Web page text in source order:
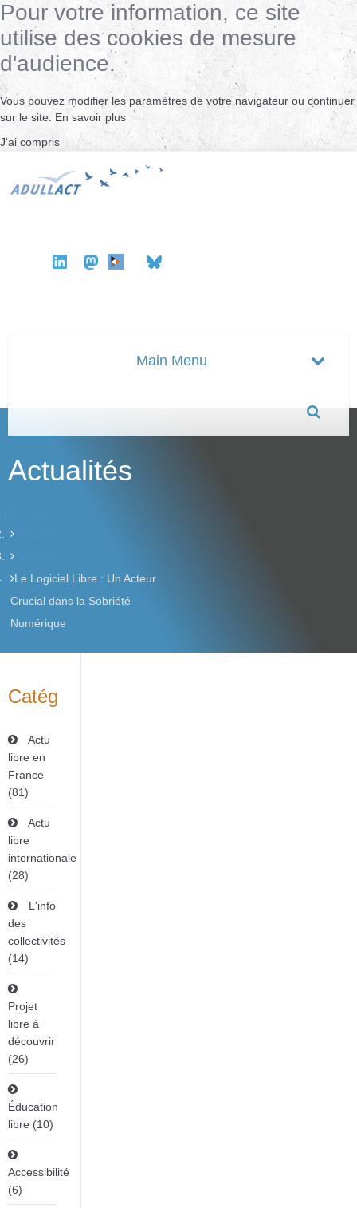
Pour votre information, ce site
utilise des cookies de mesure
d'audience.
Vous pouvez modifier les paramètres de votre navigateur ou continuer
sur le site. En savoir plus
J'ai compris
Actualités
Le Logiciel Libre : Un Acteur
Crucial dans la Sobriété
Numérique
Catégories
Actu
libre en
France
(81)
Actu
libre
internationale
(28)
L'info
des
collectivités
(14)
Projet
libre à
découvrir
(26)
Éducation
libre (10)
Accessibilité
(6)